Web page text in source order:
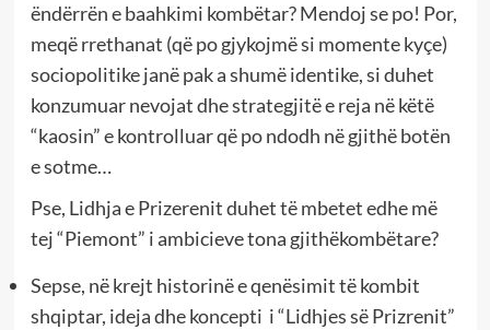
ëndërrën e baahkimi kombëtar? Mendoj se po! Por,
meqë rrethanat (që po gjykojmë si momente kyçe)
sociopolitike janë pak a shumë identike, si duhet
konzumuar nevojat dhe strategjitë e reja në këtë
“kaosin” e kontrolluar që po ndodh në gjithë botën
e sotme…
Pse, Lidhja e Prizerenit duhet të mbetet edhe më
tej “Piemont” i ambicieve tona gjithëkombëtare?
Sepse, në krejt historinë e qenësimit të kombit
shqiptar, ideja dhe koncepti i “Lidhjes së Prizrenit”